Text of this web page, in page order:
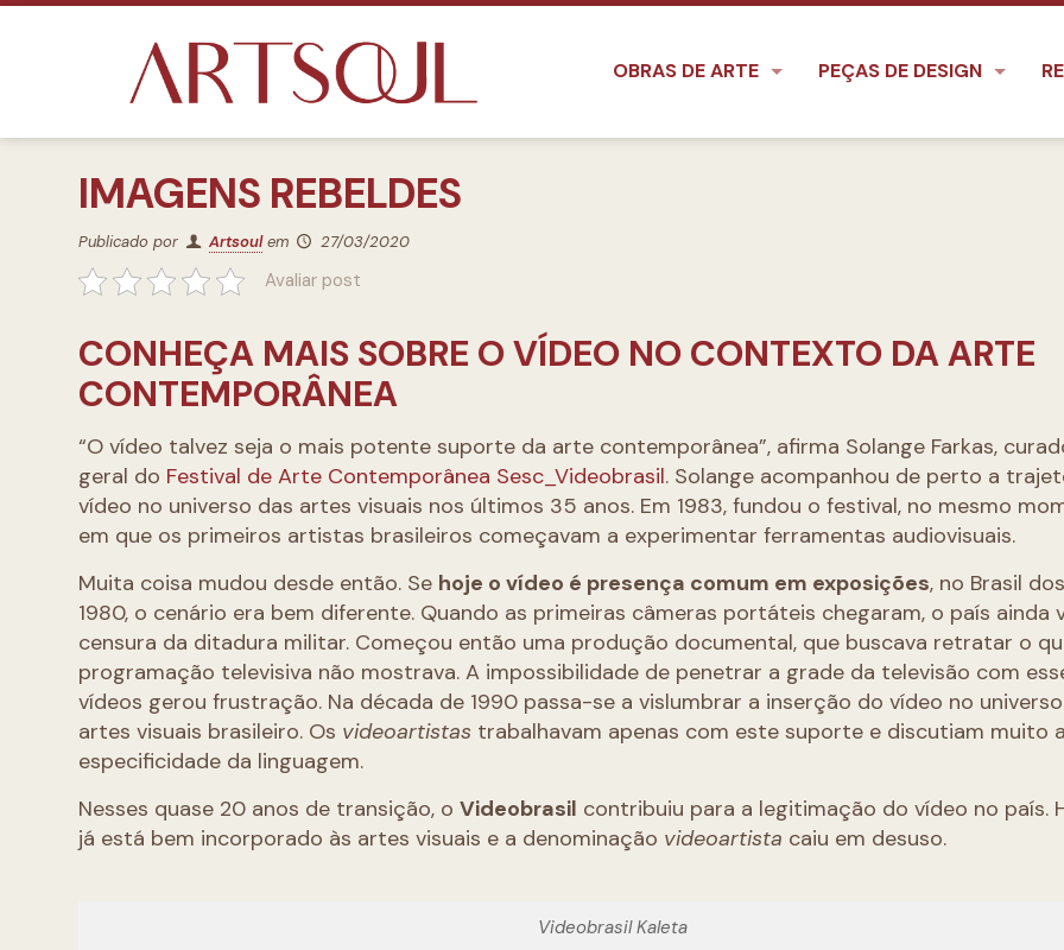
OBRAS DE ARTE PEÇAS DE DESIGN
IMAGENS REBELDES
Publicado por Artsoul em 27/03/2020
Avaliar post
CONHEÇA MAIS SOBRE O VÍDEO NO CONTEXTO DA ARTE
CONTEMPORÂNEA
“O vídeo talvez seja o mais potente suporte da arte contemporânea”, afirma Solange Farkas,
geral do Festival de Arte Contemporânea Sesc_Videobrasil. Solange acompanhou de perto a
vídeo no universo das artes visuais nos últimos 35 anos. Em 1983, fundou o festival, no mesmo
em que os primeiros artistas brasileiros começavam a experimentar ferramentas audiovisuais.
Muita coisa mudou desde então. Se hoje o vídeo é presença comum em exposições, no Brasil
1980, o cenário era bem diferente. Quando as primeiras câmeras portáteis chegaram, o país ainda
censura da ditadura militar. Começou então uma produção documental, que buscava retratar o
programação televisiva não mostrava. A impossibilidade de penetrar a grade da televisão com
vídeos gerou frustração. Na década de 1990 passa-se a vislumbrar a inserção do vídeo no
artes visuais brasileiro. Os videoartistas trabalhavam apenas com este suporte e discutiam muito a
especificidade da linguagem.
Nesses quase 20 anos de transição, oVideobrasil contribuiu para a legitimação do vídeo no país.
já está bem incorporado às artes visuais e a denominação videoartista caiu em desuso.
Videobrasil Kaleta